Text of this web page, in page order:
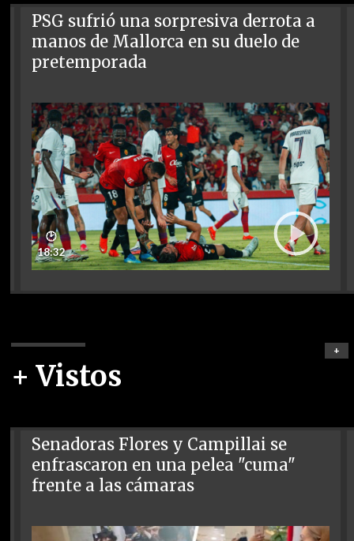
PSG sufrió una sorpresiva derrota a
manos de Mallorca en su duelo de
pretemporada
🕑
18:32
+ Vistos
+
Senadoras Flores y Campillai se
enfrascaron en una pelea "cuma"
frente a las cámaras